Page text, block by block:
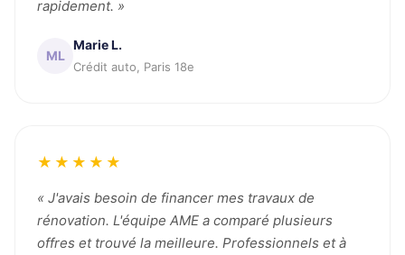
rapidement. »
ML
Marie L.
Crédit auto, Paris 18e
★★★★★
« J'avais besoin de financer mes travaux de
rénovation. L'équipe AME a comparé plusieurs
offres et trouvé la meilleure. Professionnels et à